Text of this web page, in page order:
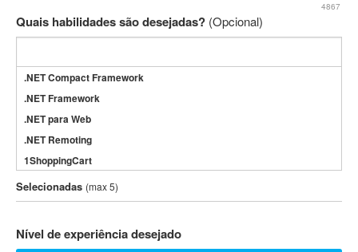
4867
Quais habilidades são desejadas? (Opcional)
.NET Compact Framework
.NET Framework
.NET para Web
.NET Remoting
1ShoppingCart
3DS Max
3GSM
802.11
Selecionadas (max 5)
Nível de experiência desejado